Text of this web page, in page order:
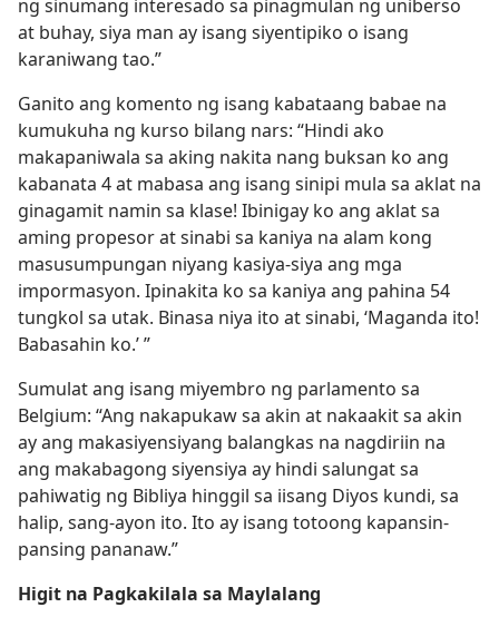
ng sinumang interesado sa pinagmulan ng uniberso
at buhay, siya man ay isang siyentipiko o isang
karaniwang tao.”
Ganito ang komento ng isang kabataang babae na
kumukuha ng kurso bilang nars: “Hindi ako
makapaniwala sa aking nakita nang buksan ko ang
kabanata 4 at mabasa ang isang sinipi mula sa aklat na
ginagamit namin sa klase! Ibinigay ko ang aklat sa
aming propesor at sinabi sa kaniya na alam kong
masusumpungan niyang kasiya-siya ang mga
impormasyon. Ipinakita ko sa kaniya ang pahina 54
tungkol sa utak. Binasa niya ito at sinabi, ‘Maganda ito!
Babasahin ko.’ ”
Sumulat ang isang miyembro ng parlamento sa
Belgium: “Ang nakapukaw sa akin at nakaakit sa akin
ay ang makasiyensiyang balangkas na nagdiriin na
ang makabagong siyensiya ay hindi salungat sa
pahiwatig ng Bibliya hinggil sa iisang Diyos kundi, sa
halip, sang-ayon ito. Ito ay isang totoong kapansin-
pansing pananaw.”
Higit na Pagkakilala sa Maylalang